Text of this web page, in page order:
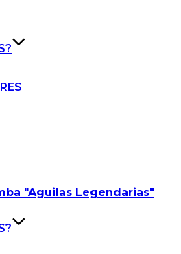
"Aguilas Legendarias"